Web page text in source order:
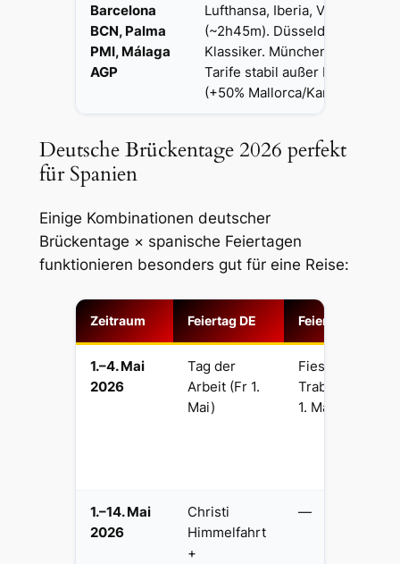
Barcelona
BCN, Palma
PMI, Málaga
AGP
Lufthansa, Iberia, Vueling,
(~2h45m). Düsseldorf-Palma
Klassiker. München-Madrid
Tarife stabil außer Hochsaison
(+50% Mallorca/Kanaren).
Deutsche Brückentage 2026 perfekt
für Spanien
Einige Kombinationen deutscher
Brückentage × spanische Feiertagen
funktionieren besonders gut für eine Reise:
Zeitraum Feiertag DE Feiertag ES
1.–4. Mai
2026
Tag der
Arbeit (Fr 1.
Mai)
Fiesta del
Trabajo (Fr
1. Mai)
1.–14. Mai
2026
Christi
Himmelfahrt
+
—